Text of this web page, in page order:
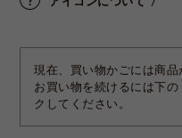
現在、買い物かごには商品
お買い物を続けるには下
クしてください。